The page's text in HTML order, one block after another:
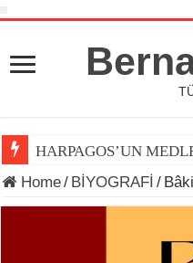
HARPAGOS’UN
Home/ BİYOGRAFİ /